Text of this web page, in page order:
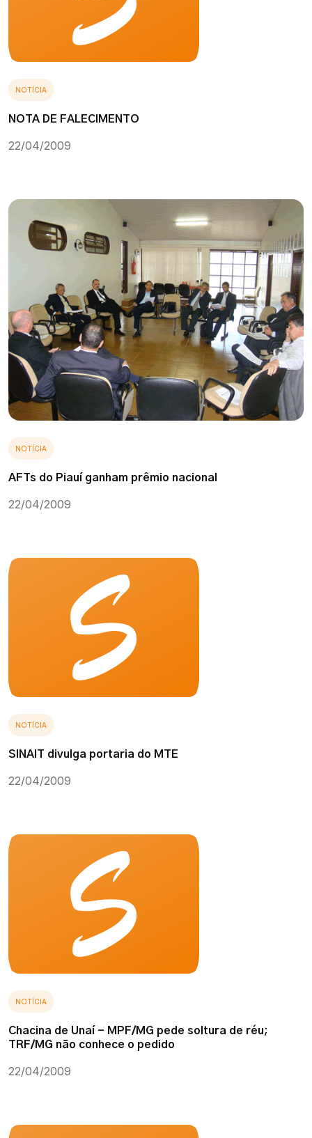
NOTÍCIA
NOTA DE FALECIMENTO
22/04/2009
NOTÍCIA
AFTs do Piauí ganham prêmio nacional
22/04/2009
NOTÍCIA
SINAIT divulga portaria do MTE
22/04/2009
NOTÍCIA
Chacina de Unaí - MPF/MG pede soltura de réu;
TRF/MG não conhece o pedido
22/04/2009